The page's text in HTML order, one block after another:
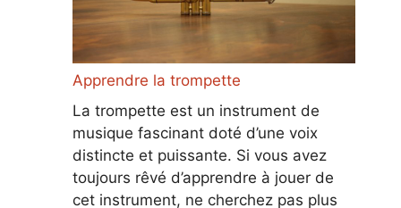
Apprendre la trompette
La trompette est un instrument de
musique fascinant doté d’une voix
distincte et puissante. Si vous avez
toujours rêvé d’apprendre à jouer de
cet instrument, ne cherchez pas plus